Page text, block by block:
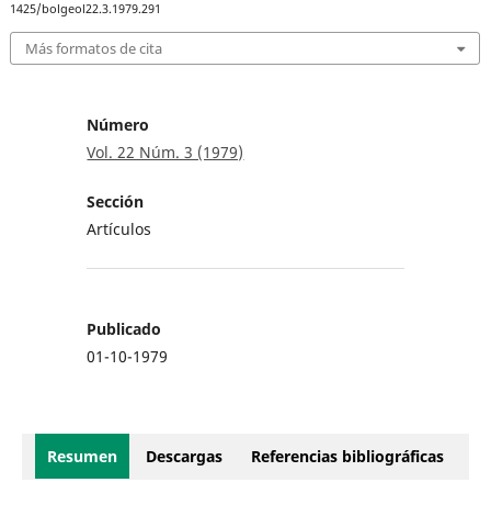
1425/bolgeol22.3.1979.291
Más formatos de cita
Número
Vol. 22 Núm. 3 (1979)
Sección
Artículos
Publicado
01-10-1979
Resumen Descargas Referencias bibliográficas